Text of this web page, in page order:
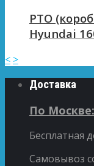
PTO
Hyundai
< >
Доставка
По Москве:
Бесплатная
Самовывоз